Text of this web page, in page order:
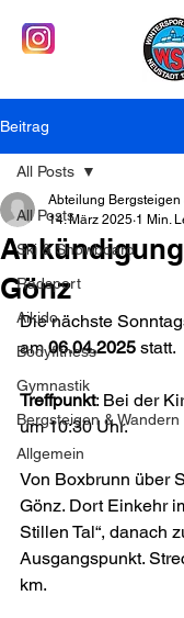
Beitrag
All Posts
Ski & Snowboard
Radsport
Aikido
Bodyfitness
Gymnastik
Bergsteigen & Wandern
Allgemein
All Posts
Gönz
Abteilung Bergsteigen
14. März 2025 1 Min.
Die nächste
am 06.04.2025 statt.
Treffpunkt: Bei der
um 10:30 Uhr.
Von Boxbrunn über
Gönz. Dort Einkehr
Stillen Tal“, danach
Ausgangspunkt.
km.